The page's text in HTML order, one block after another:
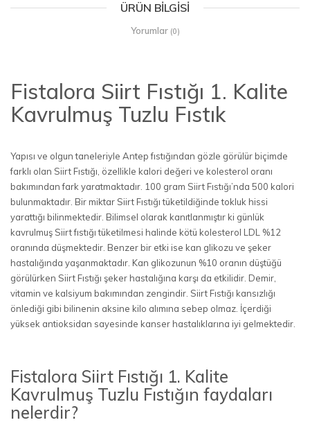
ÜRÜN BILGISI
Yorumlar (0)
Fistalora Siirt Fıstığı 1. Kalite
Kavrulmuş Tuzlu Fıstık
Yapısı ve olgun taneleriyle Antep fıstığından gözle görülür biçimde
farklı olan Siirt Fıstığı, özellikle kalori değeri ve kolesterol oranı
bakımından fark yaratmaktadır. 100 gram Siirt Fıstığı’nda 500 kalori
bulunmaktadır. Bir miktar Siirt Fıstığı tüketildiğinde tokluk hissi
yarattığı bilinmektedir. Bilimsel olarak kanıtlanmıştır ki günlük
kavrulmuş Siirt fıstığı tüketilmesi halinde kötü kolesterol LDL %12
oranında düşmektedir. Benzer bir etki ise kan glikozu ve şeker
hastalığında yaşanmaktadır. Kan glikozunun %10 oranın düştüğü
görülürken Siirt Fıstığı şeker hastalığına karşı da etkilidir. Demir,
vitamin ve kalsiyum bakımından zengindir. Siirt Fıstığı kansızlığı
önlediği gibi bilinenin aksine kilo alımına sebep olmaz. İçerdiği
yüksek antioksidan sayesinde kanser hastalıklarına iyi gelmektedir.
Fistalora Siirt Fıstığı 1. Kalite
Kavrulmuş Tuzlu Fıstığın faydaları
nelerdir?